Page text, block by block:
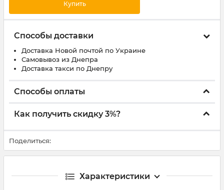
Купить
Способы доставки
Доставка Новой почтой по Украине
Самовывоз из Днепра
Доставка такси по Днепру
Способы оплаты
Как получить скидку 3%?
Поделиться:
Характеристики